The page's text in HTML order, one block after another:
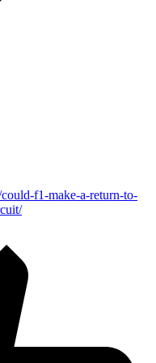
f1-make-a-return-to-